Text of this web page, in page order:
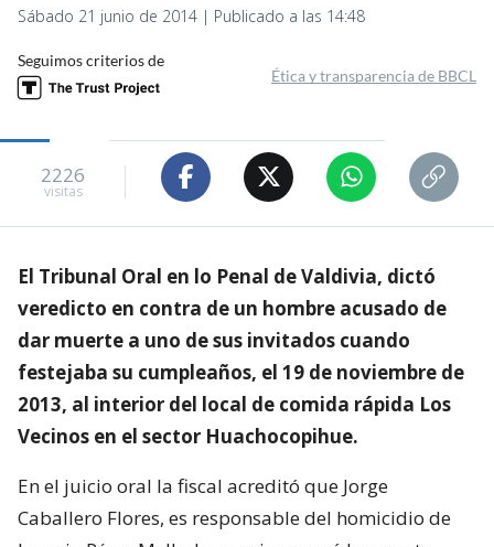
Sábado 21 junio de 2014 | Publicado a las 14:48
Seguimos criterios de
Ética y transparencia de BBCL
2226
visitas
El Tribunal Oral en lo Penal de Valdivia, dictó
veredicto en contra de un hombre acusado de
dar muerte a uno de sus invitados cuando
festejaba su cumpleaños, el 19 de noviembre de
2013, al interior del local de comida rápida Los
Vecinos en el sector Huachocopihue.
En el juicio oral la fiscal acreditó que Jorge
Caballero Flores, es responsable del homicidio de